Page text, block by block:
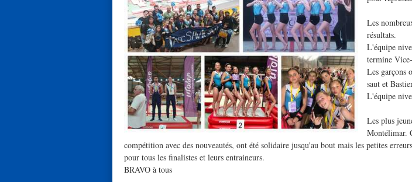
Les
résultats.
L'équipe
termine
Les garçons
saut et
L'équipe
Les plus
Montélimar.
compétition avec des nouveautés, ont été solidaire jusqu'au bout mais les petites
pour tous les finalistes et leurs entraineurs.
BRAVO à tous